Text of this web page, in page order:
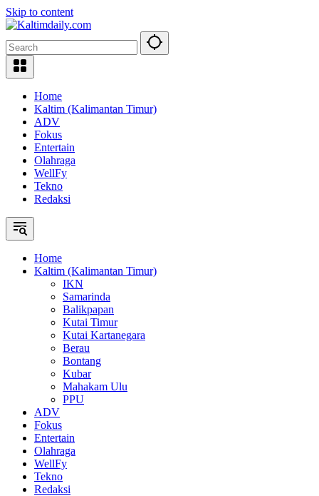
Skip to content
Home
Kaltim (Kalimantan Timur)
ADV
Fokus
Entertain
Olahraga
WellFy
Tekno
Redaksi
Home
Kaltim (Kalimantan Timur)
IKN
Samarinda
Balikpapan
Kutai Timur
Kutai Kartanegara
Berau
Bontang
Kubar
Mahakam Ulu
PPU
ADV
Fokus
Entertain
Olahraga
WellFy
Tekno
Redaksi